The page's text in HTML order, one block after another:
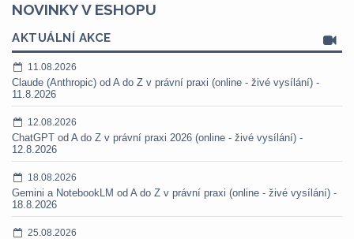
NOVINKY V ESHOPU
AKTUÁLNÍ AKCE
11.08.2026
Claude (Anthropic) od A do Z v právní praxi (online - živé vysílání) -
11.8.2026
12.08.2026
ChatGPT od A do Z v právní praxi 2026 (online - živé vysílání) -
12.8.2026
18.08.2026
Gemini a NotebookLM od A do Z v právní praxi (online - živé vysílání) -
18.8.2026
25.08.2026